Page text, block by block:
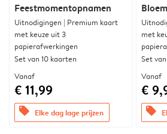
Feestmomentopnamen
Uitnodigingen | Premium kaart
met keuze uit 3
papierafwerkingen
Set van 10 kaarten
Vanaf
€ 11,99
offers Elke dag lage prijzen
met
Set
Vanaf
€
offers